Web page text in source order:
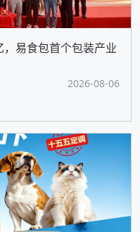
，易食包首个包装产业
2026-08-06